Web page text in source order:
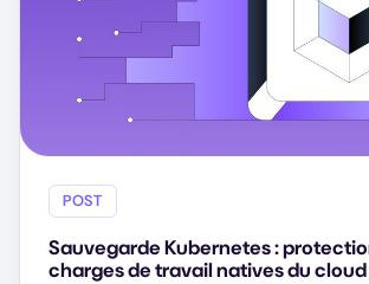
POST
Sauvegarde Kubernetes :
charges de travail natives du cloud